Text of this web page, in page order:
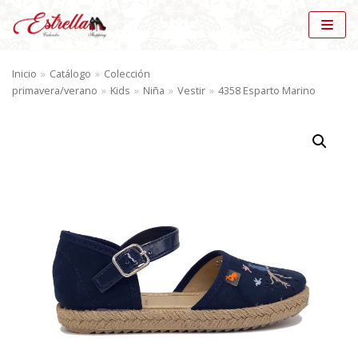
contenido
CATÁLOGO
Vestir (20)
MARCAS
Inicio » Catálogo » Colección
primavera/verano » Kids » Niña » Vestir » 4358 Esparto Marino